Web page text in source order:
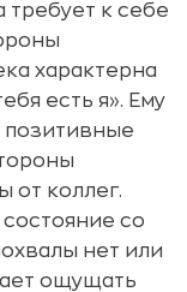
требует к себе
характерна
есть я». Ему
позитивные
от коллег.
со
нет или
ощущать